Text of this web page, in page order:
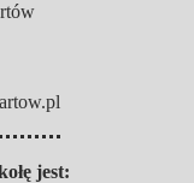
jest: